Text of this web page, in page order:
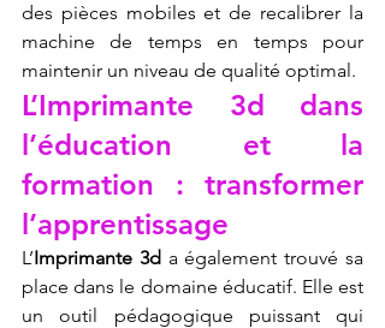
des pièces mobiles et de recalibrer la
machine de temps en temps pour
maintenir un niveau de qualité optimal.
L’Imprimante 3d dans
l’éducation et la
formation : transformer
l’apprentissage
L’Imprimante 3d a également trouvé sa
place dans le domaine éducatif. Elle est
un outil pédagogique puissant qui